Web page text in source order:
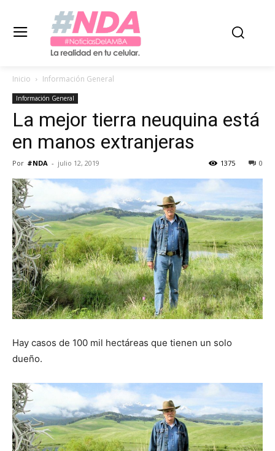
Inicio Información General
Información General
La mejor tierra neuquina está
en manos extranjeras
Por #NDA - julio 12, 2019 0
1375
Hay casos de 100 mil hectáreas que tienen un solo
dueño.